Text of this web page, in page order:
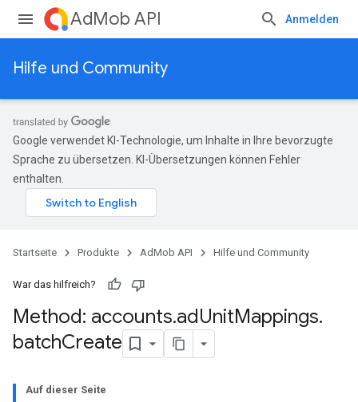
AdMob API Anmelden
Hilfe und Community
Google verwendet KI-Technologie, um Inhalte in Ihre bevorzugte
Sprache zu übersetzen. KI-Übersetzungen können Fehler
enthalten.
Startseite Produkte AdMob API Hilfe und Community
War das hilfreich?
Method: accounts.adUnitMappings.
batchCreate
Auf dieser Seite